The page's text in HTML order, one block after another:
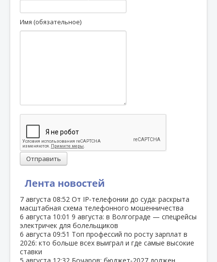
Лента новостей
7 августа 08:52 От IP‑телефонии до суда: раскрыта
масштабная схема телефонного мошенничества
6 августа 10:01 9 августа: в Волгограде — спецрейсы
электричек для болельщиков
6 августа 09:51 Топ профессий по росту зарплат в
2026: кто больше всех выиграл и где самые высокие
ставки
Имя (обязательное)
Отправить